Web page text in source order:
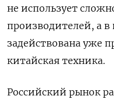
не использует
производителей, а в
задействована уже
китайская техника.
Российский рынок